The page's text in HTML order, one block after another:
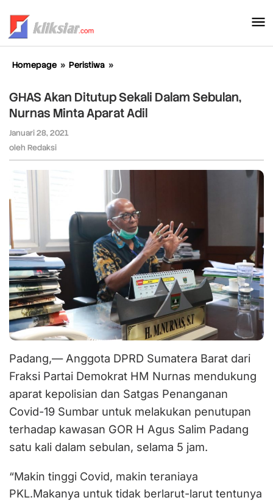
konten
Homepage » Peristiwa »
Ditutup
Sekali
Dalam
Aparat
Adil
GHAS Akan Ditutup Sekali Dalam Sebulan,
Nurnas Minta Aparat Adil
Januari 28, 2021
oleh Redaksi
Padang,— Anggota DPRD Sumatera Barat dari
Fraksi Partai Demokrat HM Nurnas mendukung
aparat kepolisian dan Satgas Penanganan
Covid-19 Sumbar untuk melakukan penutupan
terhadap kawasan GOR H Agus Salim Padang
satu kali dalam sebulan, selama 5 jam.
“Makin tinggi Covid, makin teraniaya
PKL.Makanya untuk tidak berlarut-larut tentunya